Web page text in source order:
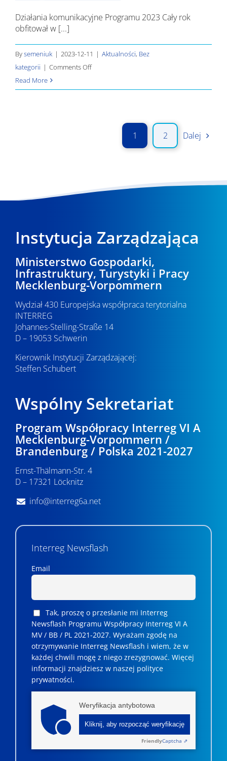
Działania komunikacyjne Programu 2023 Cały rok
obfitował w [...]
Bysemeniuk | 2023-12-11 | Aktualności, Bez
kategorii | Comments Offon
komunikacyjne
Read More
1 2 Dalej
Instytucja Zarządzająca
Ministerstwo Gospodarki,
Infrastruktury, Turystyki i Pracy
Mecklenburg-Vorpommern
Wydział 430 Europejska współpraca terytorialna
INTERREG
Johannes-Stelling-Straße 14
D – 19053 Schwerin
Kierownik Instytucji Zarządzającej:
Steffen Schubert
Wspólny Sekretariat
Program Współpracy Interreg VI A
Mecklenburg-Vorpommern /
Brandenburg / Polska 2021-2027
Ernst-Thälmann-Str. 4
D – 17321 Löcknitz
info@interreg6a.net
Interreg Newsflash
Email
Tak, proszę o przesłanie mi Interreg
Newsflash Programu Współpracy Interreg VI A
MV / BB / PL 2021-2027. Wyrażam zgodę na
otrzymywanie Interreg Newsflash i wiem, że w
każdej chwili mogę z niego zrezygnować. ­­Więcej
informacji znajdziesz w naszej polityce
prywatności.
Weryfikacja antybotowa
Kliknij, aby rozpocząć weryfikację
FriendlyCaptcha ⇗